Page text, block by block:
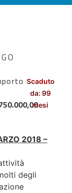
Scaduto
da: 99
mesi
2018 –
degli